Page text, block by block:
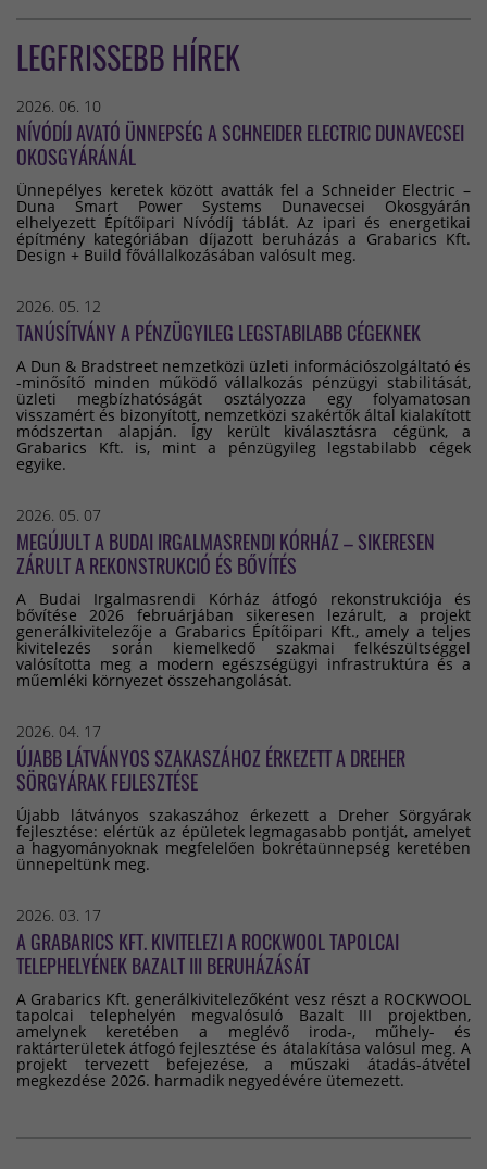
LEGFRISSEBB HÍREK
2026. 06. 10
NÍVÓDÍJ AVATÓ ÜNNEPSÉG A SCHNEIDER ELECTRIC DUNAVECSEI
OKOSGYÁRÁNÁL
Ünnepélyes keretek között avatták fel a Schneider Electric –
Duna Smart Power Systems Dunavecsei Okosgyárán
elhelyezett Építőipari Nívódíj táblát. Az ipari és energetikai
építmény kategóriában díjazott beruházás a Grabarics Kft.
Design + Build fővállalkozásában valósult meg.
2026. 05. 12
TANÚSÍTVÁNY A PÉNZÜGYILEG LEGSTABILABB CÉGEKNEK
A Dun & Bradstreet nemzetközi üzleti információszolgáltató és
-minősítő minden működő vállalkozás pénzügyi stabilitását,
üzleti megbízhatóságát osztályozza egy folyamatosan
visszamért és bizonyított, nemzetközi szakértők által kialakított
módszertan alapján. Így került kiválasztásra cégünk, a
Grabarics Kft. is, mint a pénzügyileg legstabilabb cégek
egyike.
2026. 05. 07
MEGÚJULT A BUDAI IRGALMASRENDI KÓRHÁZ – SIKERESEN
ZÁRULT A REKONSTRUKCIÓ ÉS BŐVÍTÉS
A Budai Irgalmasrendi Kórház átfogó rekonstrukciója és
bővítése 2026 februárjában sikeresen lezárult, a projekt
generálkivitelezője a Grabarics Építőipari Kft., amely a teljes
kivitelezés során kiemelkedő szakmai felkészültséggel
valósította meg a modern egészségügyi infrastruktúra és a
műemléki környezet összehangolását.
2026. 04. 17
ÚJABB LÁTVÁNYOS SZAKASZÁHOZ ÉRKEZETT A DREHER
SÖRGYÁRAK FEJLESZTÉSE
Újabb látványos szakaszához érkezett a Dreher Sörgyárak
fejlesztése: elértük az épületek legmagasabb pontját, amelyet
a hagyományoknak megfelelően bokrétaünnepség keretében
ünnepeltünk meg.
2026. 03. 17
A GRABARICS KFT. KIVITELEZI A ROCKWOOL TAPOLCAI
TELEPHELYÉNEK BAZALT III BERUHÁZÁSÁT
A Grabarics Kft. generálkivitelezőként vesz részt a ROCKWOOL
tapolcai telephelyén megvalósuló Bazalt III projektben,
amelynek keretében a meglévő iroda-, műhely- és
raktárterületek átfogó fejlesztése és átalakítása valósul meg. A
projekt tervezett befejezése, a műszaki átadás-átvétel
megkezdése 2026. harmadik negyedévére ütemezett.